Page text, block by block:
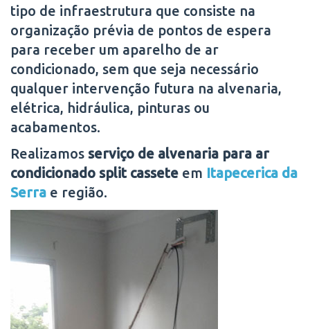
tipo de infraestrutura que consiste na
organização prévia de pontos de espera
para receber um aparelho de ar
condicionado, sem que seja necessário
qualquer intervenção futura na alvenaria,
elétrica, hidráulica, pinturas ou
acabamentos.
Realizamos serviço de alvenaria para ar
condicionado split cassete em Itapecerica da
Serra e região.